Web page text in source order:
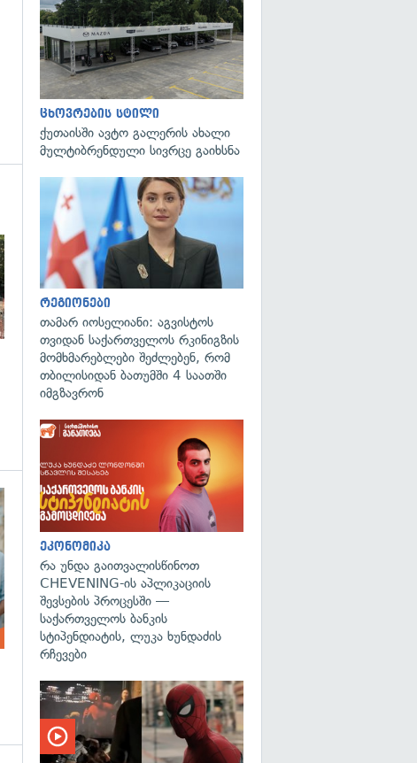
გადახედვა
ცხოვრების სტილი
ქუთაისში ავტო გალერის ახალი
მულტიბრენდული სივრცე გაიხსნა
რეგიონები
თამარ იოსელიანი: აგვისტოს
თვიდან საქართველოს რკინიგზის
მომხმარებლები შეძლებენ, რომ
თბილისიდან ბათუმში 4 საათში
იმგზავრონ
ეკონომიკა
რა უნდა გაითვალისწინოთ
CHEVENING-ის აპლიკაციის
შევსების პროცესში —
საქართველოს ბანკის
სტიპენდიატის, ლუკა ხუნდაძის
რჩევები